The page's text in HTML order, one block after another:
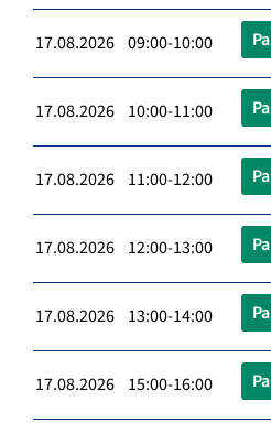
17.08.2026 09:00-10:00
17.08.2026 10:00-11:00
17.08.2026 11:00-12:00
17.08.2026 12:00-13:00
17.08.2026 13:00-14:00
17.08.2026 15:00-16:00